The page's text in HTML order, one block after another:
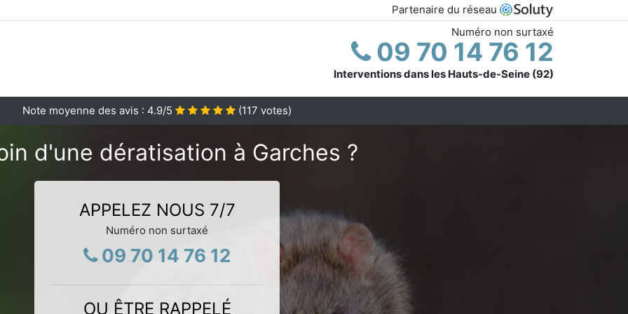
Partenaire du réseau
Numéro non surtaxé
09 70 14 76 12
Interventions dans les Hauts-de-Seine (92)
Note moyenne des avis : 4.9/5 (117 votes)
d'une dératisation à Garches ?
APPELEZ NOUS 7/7
Numéro non surtaxé
09 70 14 76 12
OU ÊTRE RAPPELÉ